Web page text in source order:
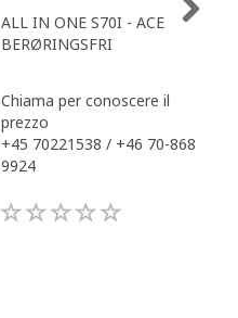
ALL IN ONE S70I - ACE
BERØRINGSFRI
Chiama per conoscere il
prezzo
+45 70221538 / +46 70-868
9924